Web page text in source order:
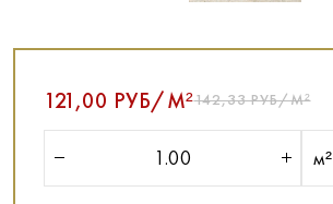
121,00 РУБ/М²142,33 РУБ/М²
м²